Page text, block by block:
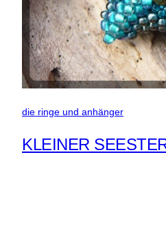
die ringe und anhänger
KLEINER